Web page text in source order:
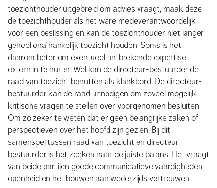
toezichthouder uitgebreid om advies vraagt, maak deze
de toezichthouder als het ware medeverantwoordelijk
voor een beslissing en kan de toezichthouder niet langer
geheel onafhankelijk toezicht houden. Soms is het
daarom beter om eventueel ontbrekende expertise
extern in te huren. Wel kan de directeur-bestuurder de
raad van toezicht benutten als klankbord. De directeur-
bestuurder kan de raad uitnodigen om zoveel mogelijk
kritische vragen te stellen over voorgenomen besluiten.
Om zo zeker te weten dat er geen belangrijke zaken of
perspectieven over het hoofd zijn gezien. Bij dit
samenspel tussen raad van toezicht en directeur-
bestuurder is het zoeken naar de juiste balans. Het vraagt
van beide partijen goede communicatieve vaardigheden,
openheid en het bouwen aan wederzijds vertrouwen.